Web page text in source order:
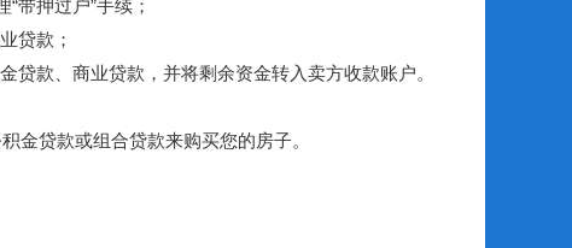
带押过户”手续；
贷款；
款、商业贷款，并将剩余资金转入卖方收款账户。
贷款或组合贷款来购买您的房子。